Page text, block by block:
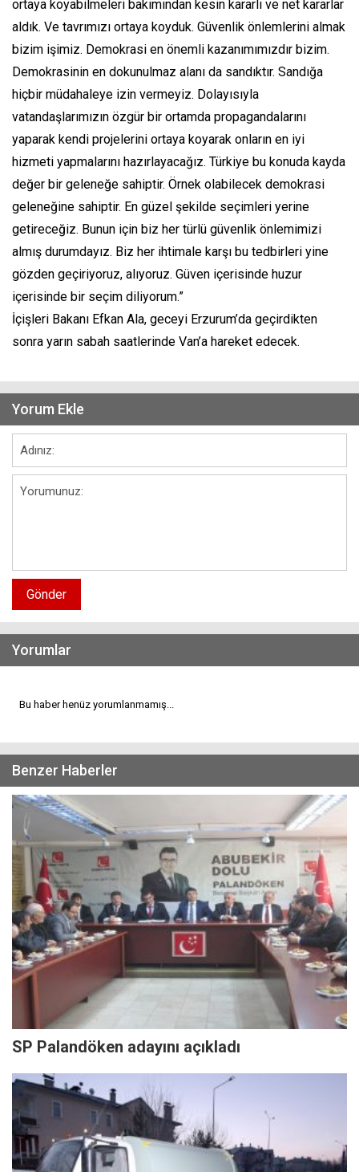
ortaya koyabilmeleri bakımından kesin kararlı ve net kararlar
aldık. Ve tavrımızı ortaya koyduk. Güvenlik önlemlerini almak
bizim işimiz. Demokrasi en önemli kazanımımızdır bizim.
Demokrasinin en dokunulmaz alanı da sandıktır. Sandığa
hiçbir müdahaleye izin vermeyiz. Dolayısıyla
vatandaşlarımızın özgür bir ortamda propagandalarını
yaparak kendi projelerini ortaya koyarak onların en iyi
hizmeti yapmalarını hazırlayacağız. Türkiye bu konuda kayda
değer bir geleneğe sahiptir. Örnek olabilecek demokrasi
geleneğine sahiptir. En güzel şekilde seçimleri yerine
getireceğiz. Bunun için biz her türlü güvenlik önlemimizi
almış durumdayız. Biz her ihtimale karşı bu tedbirleri yine
gözden geçiriyoruz, alıyoruz. Güven içerisinde huzur
içerisinde bir seçim diliyorum.”
İçişleri Bakanı Efkan Ala, geceyi Erzurum’da geçirdikten
sonra yarın sabah saatlerinde Van’a hareket edecek.
Yorum Ekle
Gönder
Yorumlar
Bu haber henüz yorumlanmamış...
Benzer Haberler
SP Palandöken adayını açıkladı